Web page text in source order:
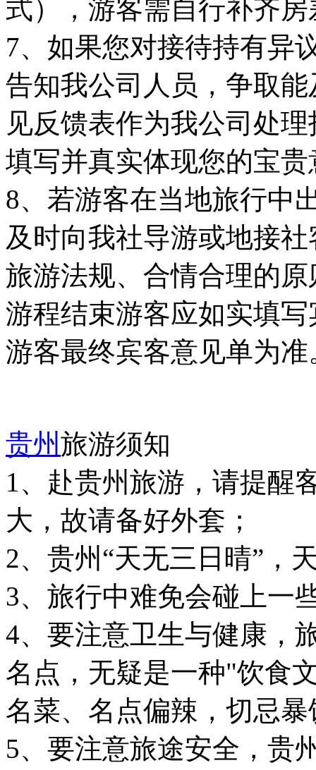
式），游客需自行补齐房
7、如果您对接待持有异
告知我公司人员，争取
见反馈表作为我公司处
填写并真实体现您的宝贵
8、若游客在当地旅行中
及时向我社导游或地接
旅游法规、合情合理的
游程结束游客应如实填
游客最终宾客意见单为准
贵州旅游须知
1、赴贵州旅游，请提醒
大，故请备好外套；
2、贵州“天无三日晴”，
3、旅行中难免会碰上一
4、要注意卫生与健康，
名点，无疑是一种"饮食
名菜、名点偏辣，切忌
5、要注意旅途安全，贵